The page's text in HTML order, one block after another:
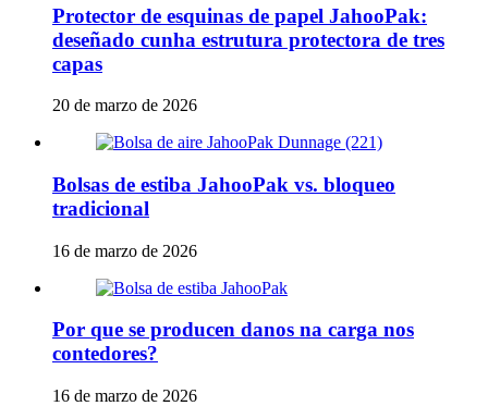
Protector de esquinas de papel JahooPak:
deseñado cunha estrutura protectora de tres
capas
20 de marzo de 2026
Bolsas de estiba JahooPak vs. bloqueo
tradicional
16 de marzo de 2026
Por que se producen danos na carga nos
contedores?
16 de marzo de 2026